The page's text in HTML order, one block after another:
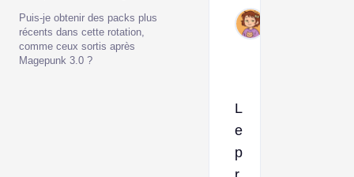
Puis-je obtenir des packs plus
récents dans cette rotation,
comme ceux sortis après
Magepunk 3.0 ?
L
e
p